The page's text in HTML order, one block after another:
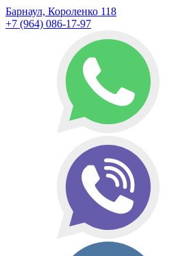
Барнаул, Короленко 118
+7 (964) 086-17-97